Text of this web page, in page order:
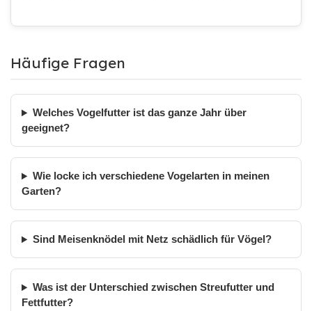
Häufige Fragen
Welches Vogelfutter ist das ganze Jahr über
geeignet?
Wie locke ich verschiedene Vogelarten in meinen
Garten?
Sind Meisenknödel mit Netz schädlich für Vögel?
Was ist der Unterschied zwischen Streufutter und
Fettfutter?